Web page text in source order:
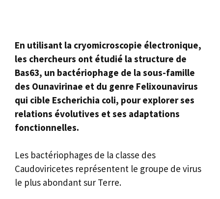
En utilisant la cryomicroscopie électronique,
les chercheurs ont étudié la structure de
Bas63, un bactériophage de la sous-famille
des Ounavirinae et du genre Felixounavirus
qui cible Escherichia coli, pour explorer ses
relations évolutives et ses adaptations
fonctionnelles.
Les bactériophages de la classe des
Caudoviricetes représentent le groupe de virus
le plus abondant sur Terre.